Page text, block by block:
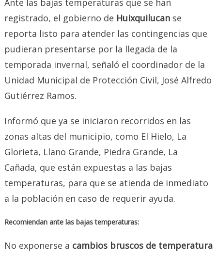
Ante las bajas temperaturas que se han
registrado, el gobierno de Huixquilucanse
reporta listo para atender las contingencias que
pudieran presentarse por la llegada de la
temporada invernal, señaló el coordinador de la
Unidad Municipal de Protección Civil, José Alfredo
Gutiérrez Ramos.
Informó que ya se iniciaron recorridos en las
zonas altas del municipio, como El Hielo, La
Glorieta, Llano Grande, Piedra Grande, La
Cañada, que están expuestas a las bajas
temperaturas, para que se atienda de inmediato
a la población en caso de requerir ayuda.
Recomiendan ante las bajas temperaturas:
No exponerse a cambios bruscos de temperatura